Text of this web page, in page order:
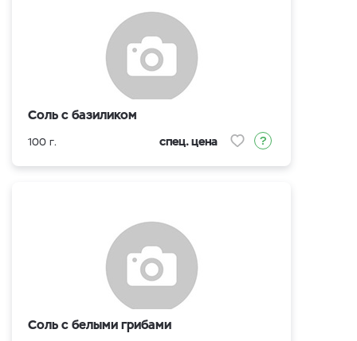
Соль с базиликом
100 г. спец. цена
Соль с белыми грибами